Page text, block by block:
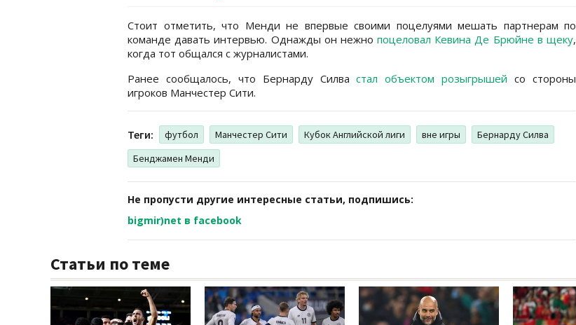
Стоит отметить, что Менди не впервые своими поцелуями мешать партнерам по
команде давать интервью. Однажды он нежнопоцеловал Кевина Де Брюйне в щеку,
когда тот общался с журналистами.
Ранее сообщалось, что Бернарду Силвастал объектом розыгрышей со стороны
игроков Манчестер Сити.
Теги: футбол Манчестер Сити Кубок Английской лиги вне игры
Бернарду Силва
Бенджамен Менди
Не пропусти другие интересные статьи, подпишись:
bigmir)net в facebook
Статьи по теме